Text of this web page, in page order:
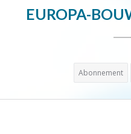
EUROPA-
Abonnement